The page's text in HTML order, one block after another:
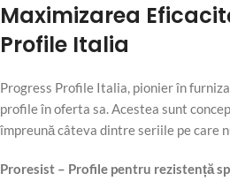
Maximizarea
Profile Italia
Progress Profile Italia, pionier în
profile în oferta sa. Acestea sunt
împreună câteva dintre seriile pe care
Proresist – Profile pentru rezistență